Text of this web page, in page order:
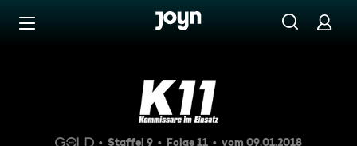
Zum Inhalt springen
Die tote Tante Emma
Staffel 9 Folge 11 vom 09.01.2018